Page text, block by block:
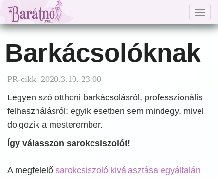
Barkácsolóknak
PR-cikk 2020.3.10. 23:00
Legyen szó otthoni barkácsolásról, professzionális
felhasználásról: egyik esetben sem mindegy, mivel
dolgozik a mesterember.
Így válasszon sarokcsiszolót!
A megfelelő sarokcsiszoló kiválasztása egyáltalán